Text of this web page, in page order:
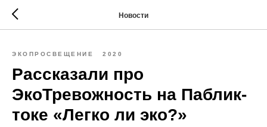
Новости
ЭКОПРОСВЕЩЕНИЕ 2020
Рассказали про
ЭкоТревожность на Паблик-
токе «Легко ли эко?»